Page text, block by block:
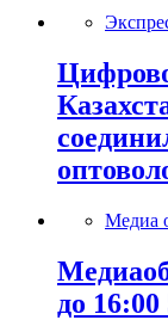
Медиа
до 16:00